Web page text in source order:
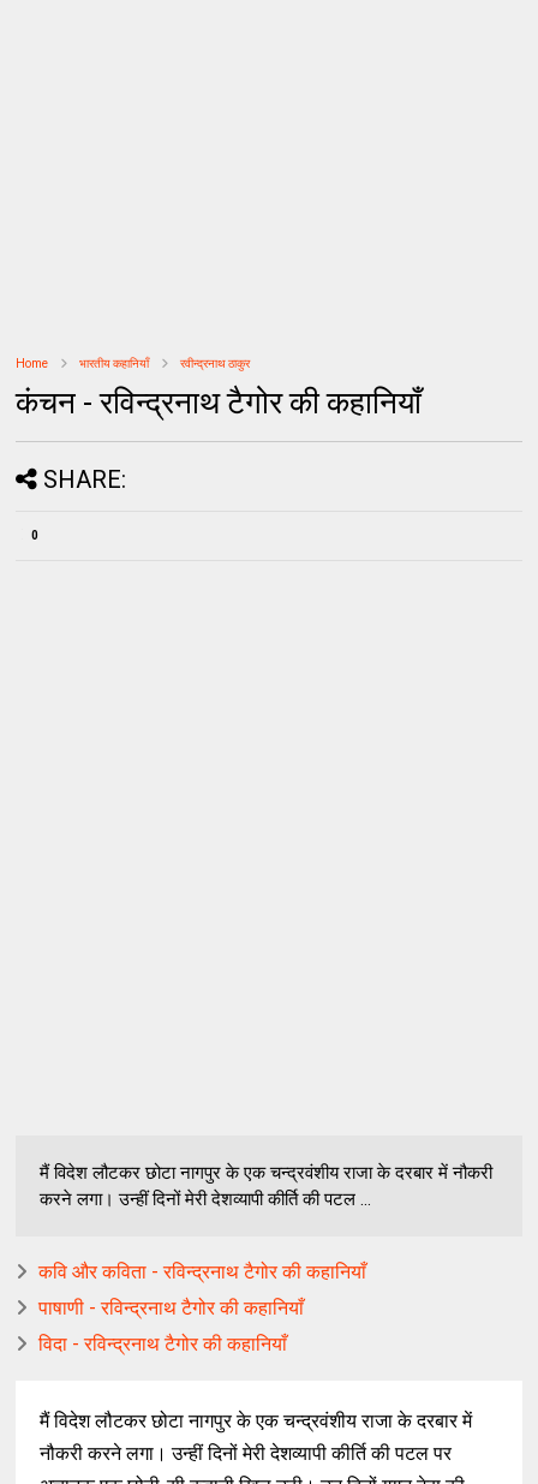
Home भारतीय कहानियाँ रवीन्द्रनाथ ठाकुर
कंचन - रविन्द्रनाथ टैगोर की कहानियाँ
SHARE:
0
मैं विदेश लौटकर छोटा नागपुर के एक चन्द्रवंशीय राजा के दरबार में नौकरी
करने लगा। उन्हीं दिनों मेरी देशव्यापी कीर्ति की पटल ...
कवि और कविता - रविन्द्रनाथ टैगोर की कहानियाँ
पाषाणी - रविन्द्रनाथ टैगोर की कहानियाँ
विदा - रविन्द्रनाथ टैगोर की कहानियाँ
मैं विदेश लौटकर छोटा नागपुर के एक चन्द्रवंशीय राजा के दरबार में
नौकरी करने लगा। उन्हीं दिनों मेरी देशव्यापी कीर्ति की पटल पर